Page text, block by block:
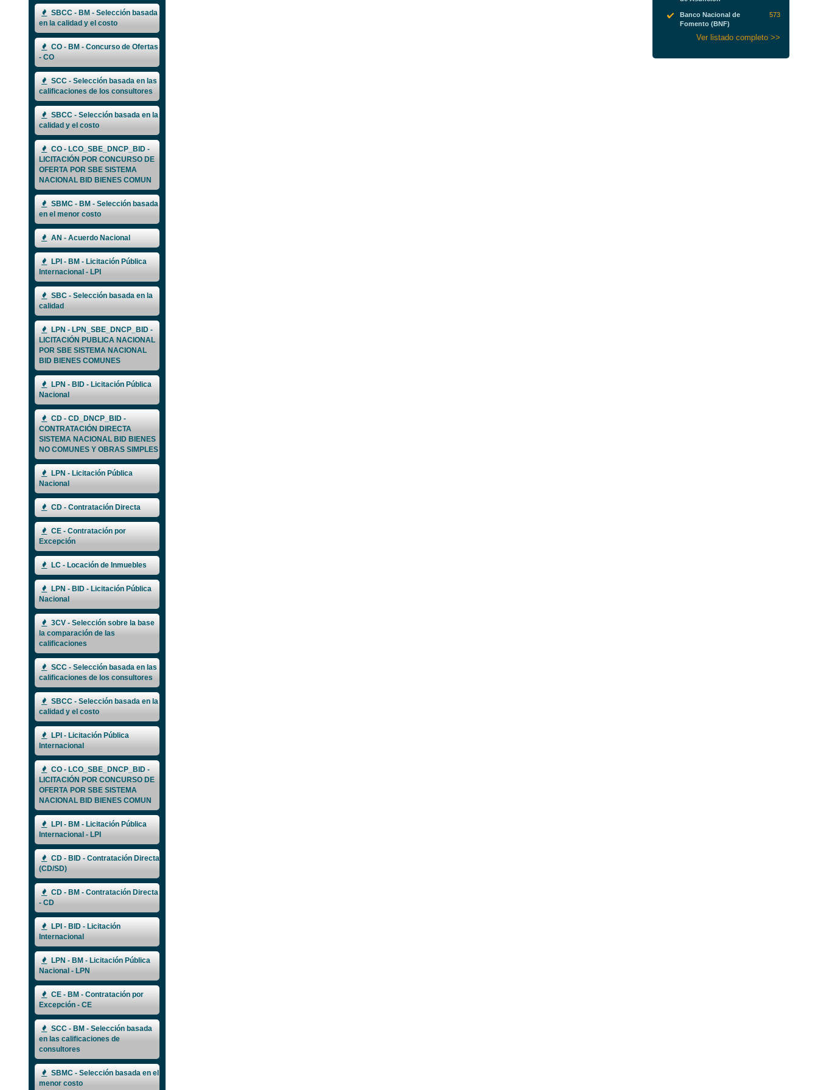
SBCC - BM - Selección basada
en la calidad y el costo
CO - BM - Concurso de Ofertas
- CO
SCC - Selección basada en las
calificaciones de los consultores
SBCC - Selección basada en la
calidad y el costo
CO - LCO_SBE_DNCP_BID -
LICITACIÓN POR CONCURSO DE
OFERTA POR SBE SISTEMA
NACIONAL BID BIENES COMUN
SBMC - BM - Selección basada
en el menor costo
AN - Acuerdo Nacional
LPI - BM - Licitación Pública
Internacional - LPI
SBC - Selección basada en la
calidad
LPN - LPN_SBE_DNCP_BID -
LICITACIÓN PUBLICA NACIONAL
POR SBE SISTEMA NACIONAL
BID BIENES COMUNES
LPN - BID - Licitación Pública
Nacional
CD - CD_DNCP_BID -
CONTRATACIÓN DIRECTA
SISTEMA NACIONAL BID BIENES
NO COMUNES Y OBRAS SIMPLES
LPN - Licitación Pública
Nacional
CD - Contratación Directa
CE - Contratación por
Excepción
LC - Locación de Inmuebles
LPN - BID - Licitación Pública
Nacional
3CV - Selección sobre la base
la comparación de las
calificaciones
SCC - Selección basada en las
calificaciones de los consultores
SBCC - Selección basada en la
calidad y el costo
LPI - Licitación Pública
Internacional
CO - LCO_SBE_DNCP_BID -
LICITACIÓN POR CONCURSO DE
OFERTA POR SBE SISTEMA
NACIONAL BID BIENES COMUN
LPI - BM - Licitación Pública
Internacional - LPI
CD - BID - Contratación Directa
(CD/SD)
CD - BM - Contratación Directa
- CD
LPI - BID - Licitación
Internacional
LPN - BM - Licitación Pública
Nacional - LPN
CE - BM - Contratación por
Excepción - CE
SCC - BM - Selección basada
en las calificaciones de
consultores
SBMC - Selección basada en el
menor costo
Banco Nacional de
Fomento (BNF)
573
Ver listado completo >>